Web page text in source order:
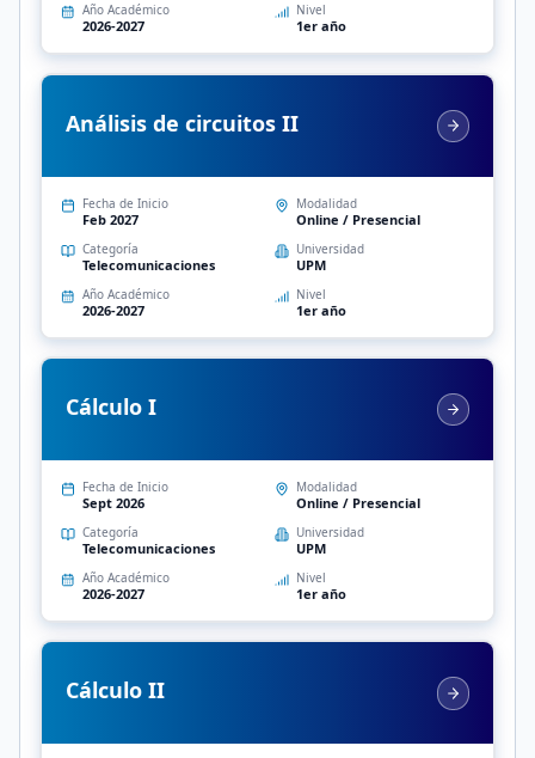
Año Académico
2026-2027
Nivel
1er año
Análisis de circuitos II
Fecha de Inicio
Feb 2027
Modalidad
Online / Presencial
Categoría
Telecomunicaciones
Universidad
UPM
Año Académico
2026-2027
Nivel
1er año
Cálculo I
Fecha de Inicio
Sept 2026
Modalidad
Online / Presencial
Categoría
Telecomunicaciones
Universidad
UPM
Año Académico
2026-2027
Nivel
1er año
Cálculo II